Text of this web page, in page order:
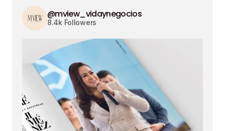
@mview_vidaynegocios
8.4k Followers